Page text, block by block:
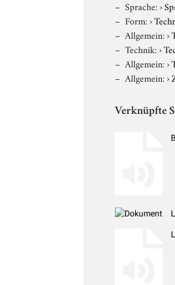
Sprache:›
Form:›
Allgemein:›
Technik:›
Allgemein:›
Allgemein:›
Verknüpfte